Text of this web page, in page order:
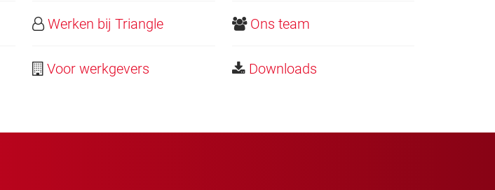
Werken bij Triangle
Voor werkgevers
Ons team
Downloads